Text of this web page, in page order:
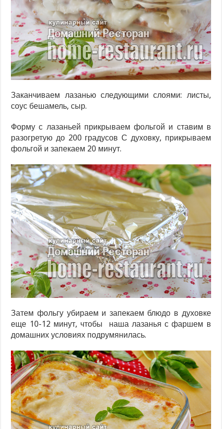
Заканчиваем лазанью следующими слоями: листы,
соус бешамель, сыр.
Форму с лазаньей прикрываем фольгой и ставим в
разогретую до 200 градусов С духовку, прикрываем
фольгой и запекаем 20 минут.
Затем фольгу убираем и запекаем блюдо в духовке
еще 10-12 минут, чтобы наша лазанья с фаршем в
домашних условиях подрумянилась.